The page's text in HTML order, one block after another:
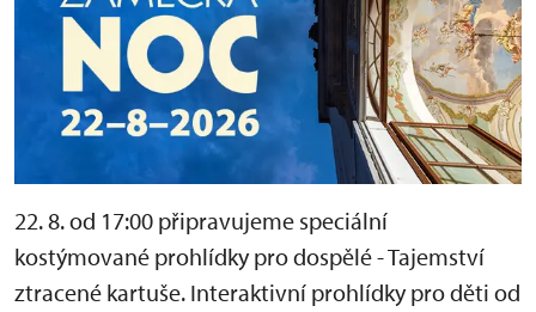
22. 8. od 17:00 připravujeme speciální
kostýmované prohlídky pro dospělé - Tajemství
ztracené kartuše. Interaktivní prohlídky pro děti od